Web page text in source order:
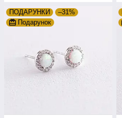
ПОДАРУНКИ
–31%
Подарунок